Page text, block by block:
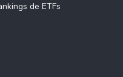
de ETFs